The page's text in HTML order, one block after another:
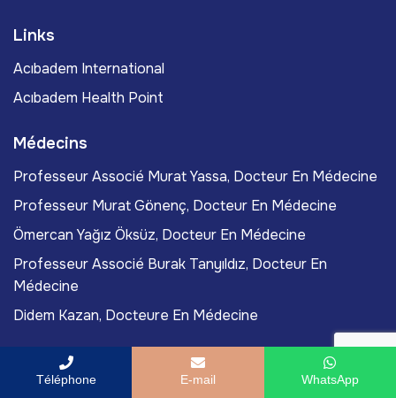
Links
Acıbadem International
Acıbadem Health Point
Médecins
Professeur Associé Murat Yassa, Docteur En Médecine
Professeur Murat Gönenç, Docteur En Médecine
Ömercan Yağız Öksüz, Docteur En Médecine
Professeur Associé Burak Tanyıldız, Docteur En
Médecine
Didem Kazan, Docteure En Médecine
Articles Du Blog
Téléphone E-mail WhatsApp